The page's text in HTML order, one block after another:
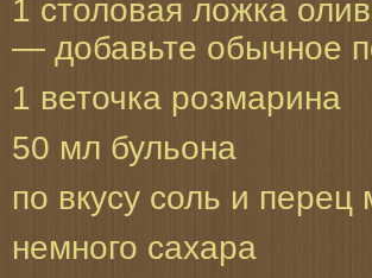
1 столовая ложка
— добавьте обычное
1 веточка розмарина
50 мл бульона
по вкусу соль и
немного сахара